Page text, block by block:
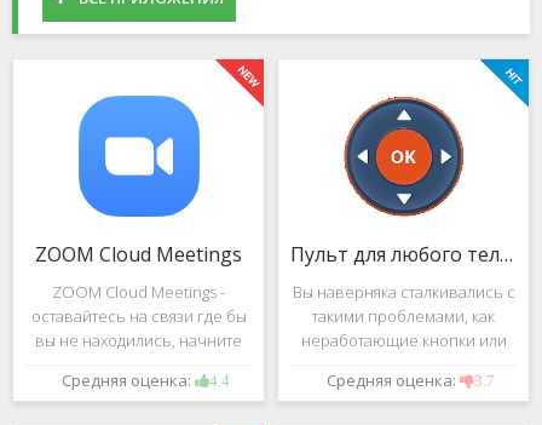
ZOOM Cloud Meetings
ZOOM Cloud Meetings -
оставайтесь на связи где бы
вы не находились, начните
свою или присоединитесь к
видеоконференции с
Средняя оценка: 4.4
Пульт для любого телевизора
Вы наверняка сталкивались с
такими проблемами, как
неработающие кнопки или
разряженные батарейки на
вашем пульте от
Средняя оценка: 3.7